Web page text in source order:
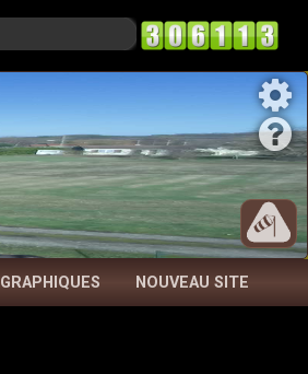
GRAPHIQUES NOUVEAU SITE